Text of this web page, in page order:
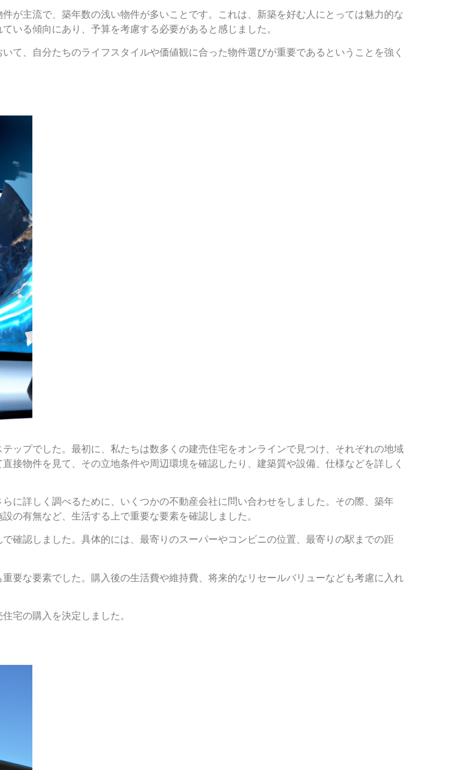
が主流で、築年数の浅い物件が多いことです。これは、新築を好む人にとっては魅力的な
いる傾向にあり、予算を考慮する必要があると感じました。
て、自分たちのライフスタイルや価値観に合った物件選びが重要であるということを強く
ップでした。最初に、私たちは数多くの建売住宅をオンラインで見つけ、それぞれの地域
接物件を見て、その立地条件や周辺環境を確認したり、建築質や設備、仕様などを詳しく
に詳しく調べるために、いくつかの不動産会社に問い合わせをしました。その際、築年
の有無など、生活する上で重要な要素を確認しました。
確認しました。具体的には、最寄りのスーパーやコンビニの位置、最寄りの駅までの距
要な要素でした。購入後の生活費や維持費、将来的なリセールバリューなども考慮に入れ
宅の購入を決定しました。